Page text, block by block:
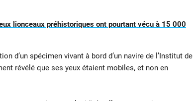
lionceaux préhistoriques ont pourtant vécu à 15 000
d’un spécimen vivant à bord d’un navire de l’Institut de
révélé que ses yeux étaient mobiles, et non en